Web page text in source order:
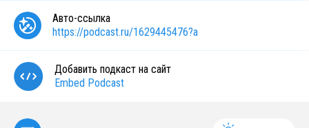
Авто-ссылка
https://podcast.ru/1629445476?a
Добавить подкаст на сайт
Embed Podcast